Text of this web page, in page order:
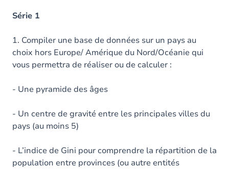
Série 1
1. Compiler une base de données sur un pays au
choix hors Europe/ Amérique du Nord/Océanie qui
vous permettra de réaliser ou de calculer :
- Une pyramide des âges
- Un centre de gravité entre les principales villes du
pays (au moins 5)
- L’indice de Gini pour comprendre la répartition de la
population entre provinces (ou autre entités